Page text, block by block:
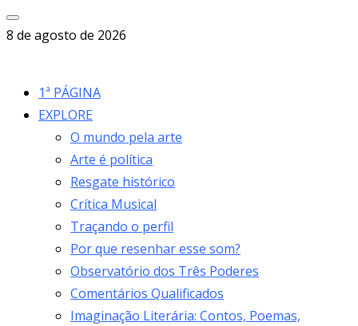
8 de agosto de 2026
1ª PÁGINA
EXPLORE
O mundo pela arte
Arte é política
Resgate histórico
Crítica Musical
Traçando o perfil
Por que resenhar esse som?
Observatório dos Três Poderes
Comentários Qualificados
Imaginação Literária: Contos, Poemas,